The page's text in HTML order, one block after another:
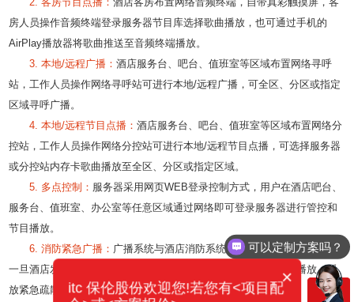
房人员操作音频终端登录服务器节目库选择歌曲播放，也可通过手机的
AirPlay播放器将歌曲推送至音频终端播放。
3. 本地/远程广播： 酒店服务台、吧台、值班室等区域布置网络寻呼
站，工作人员操作网络寻呼站可进行本地/远程广播，可全区、分区或指定
区域寻呼广播。
4. 本地/远程节目点播： 酒店服务台、吧台、值班室等区域布置网络分
控站，工作人员操作网络分控站可进行本地/远程节目点播，可选择服务器
或分控站内存卡歌曲播放至全区、分区或指定区域。
5. 多点控制： 服务器采用网页WEB登录控制方式，用户在酒店吧台、
服务台、值班室、办公室等任意区域通过网络即可登录服务器进行管控和
节目播放。
6. 消防紧急广播： 广播系统与酒店消防系统联动，日常处于热状态，
一旦酒店发生火灾时广播系统自动联动消防系统，停止背景音乐播放，播
放紧急疏散语音，可全区、分区或指定区域播放。
可以定制方案吗？
×
itc 保伦股份欢迎您!若您有<项目配